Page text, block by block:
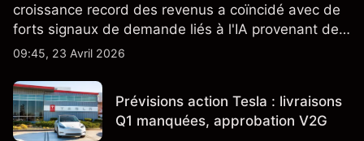
croissance record des revenus a coïncidé avec de
forts signaux de demande liés à l'IA provenant de
partenaires clés de la chaîne d'approvisionnement,
passées ne préjugent pas des résultats futurs.
09:45, 23 Avril 2026
Prévisions action Tesla : livraisons
Q1 manquées, approbation V2G